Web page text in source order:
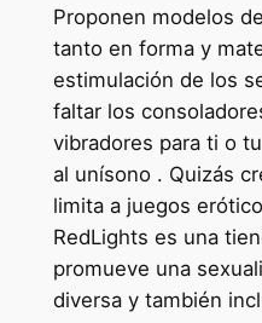
Proponen modelos
tanto en forma y
estimulación de los
faltar los
vibradores para ti o
al unísono . Quizás
limita a juegos
RedLights es una
promueve una
diversa y también